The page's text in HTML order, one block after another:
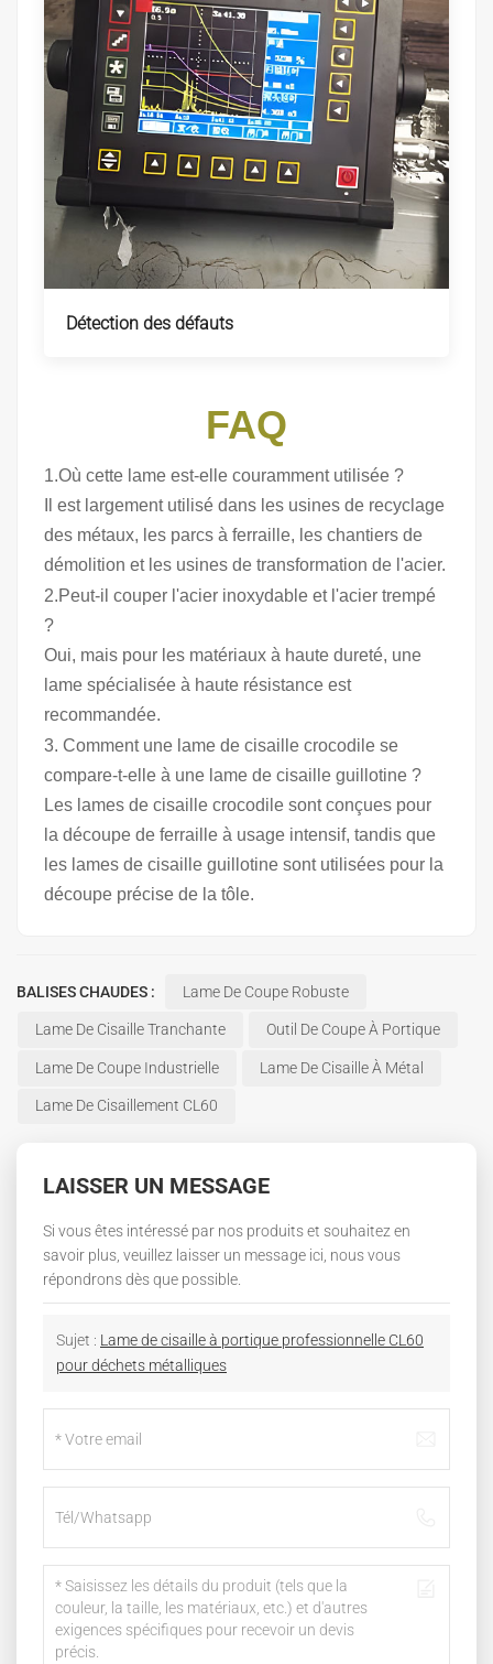
Détection des défauts
FAQ
1.Où cette lame est-elle couramment utilisée ?
Il est largement utilisé dans les usines de recyclage
des métaux, les parcs à ferraille, les chantiers de
démolition et les usines de transformation de l'acier.
2.Peut-il couper l'acier inoxydable et l'acier trempé
?
Oui, mais pour les matériaux à haute dureté, une
lame spécialisée à haute résistance est
recommandée.
3. Comment une lame de cisaille crocodile se
compare-t-elle à une lame de cisaille guillotine ?
Les lames de cisaille crocodile sont conçues pour
la découpe de ferraille à usage intensif, tandis que
les lames de cisaille guillotine sont utilisées pour la
découpe précise de la tôle.
BALISES CHAUDES : Lame De Coupe Robuste
Lame De Cisaille Tranchante Outil De Coupe À Portique
Lame De Coupe Industrielle Lame De Cisaille À Métal
Lame De Cisaillement CL60
LAISSER UN MESSAGE
Si vous êtes intéressé par nos produits et souhaitez en
savoir plus, veuillez laisser un message ici, nous vous
répondrons dès que possible.
Sujet : Lame de cisaille à portique professionnelle CL60
pour déchets métalliques